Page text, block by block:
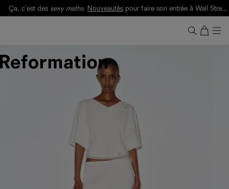
Ça, c'est des sexy maths. Nouveautés pour faire son entrée à Wall Street.